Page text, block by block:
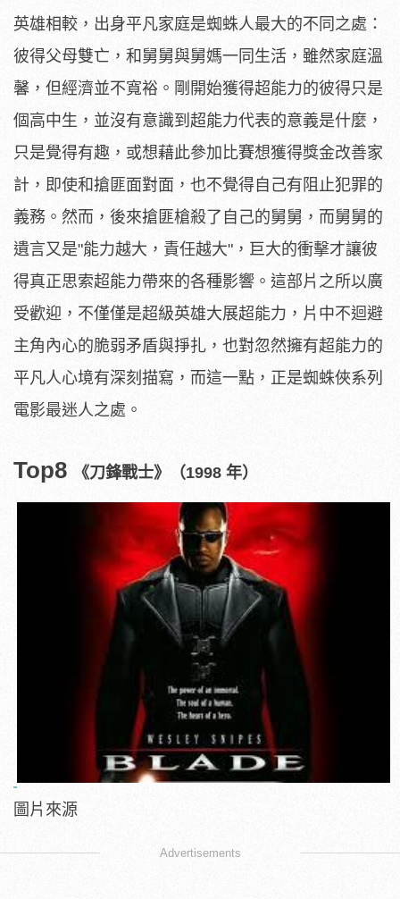
英雄相較，出身平凡家庭是蜘蛛人最大的不同之處：
彼得父母雙亡，和舅舅與舅媽一同生活，雖然家庭溫
馨，但經濟並不寬裕。剛開始獲得超能力的彼得只是
個高中生，並沒有意識到超能力代表的意義是什麼，
只是覺得有趣，或想藉此參加比賽想獲得獎金改善家
計，即使和搶匪面對面，也不覺得自己有阻止犯罪的
義務。然而，後來搶匪槍殺了自己的舅舅，而舅舅的
遺言又是"能力越大，責任越大"，巨大的衝擊才讓彼
得真正思索超能力帶來的各種影響。這部片之所以廣
受歡迎，不僅僅是超級英雄大展超能力，片中不迴避
主角內心的脆弱矛盾與掙扎，也對忽然擁有超能力的
平凡人心境有深刻描寫，而這一點，正是蜘蛛俠系列
電影最迷人之處。
Top8 《刀鋒戰士》（1998 年）
圖片來源
Advertisements